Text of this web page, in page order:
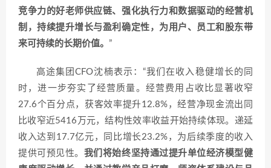
竞争力的好老师供应链、强化执行力和数据驱动的经营机
制，持续提升增长与盈利确定性，为用户、员工和股东带
来可持续的长期价值。 ”
高途集团CFO沈楠表示：“我们在收入稳健增长的同
时，进一步夯实了经营质量。 经营费用占收比显著收窄
27.6个百分点，获客效率提升12.8%，经营净现金流出同
比收窄近5416万元，结构性效率收益开始持续体现。递延
收入达到17.7亿元，同比增长23.2%，为后续季度的收入
提供可预见性。 我们将始终坚持通过提升单位经济模型健